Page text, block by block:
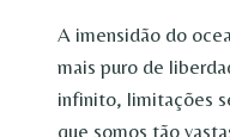
A imensidão do
mais puro de
infinito, limitações
que somos tão